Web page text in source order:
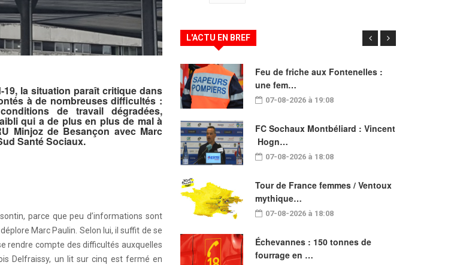
la situation paraît critique dans
à de nombreuses difficultés :
de travail dégradées,
qui a de plus en plus de mal à
Minjoz de Besançon avec Marc
Santé Sociaux.
parce que peu d’informations sont
Marc Paulin. Selon lui, il suffit de se
rendre compte des difficultés auxquelles
Delfraissy, un lit sur cinq est fermé en
L'ACTU EN BREF
Feu de friche aux Fontenelles :
une fem…
07-08-2026 à 19:08
FC Sochaux Montbéliard : Vincent
Hogn…
07-08-2026 à 18:08
Tour de France femmes / Ventoux
mythique…
07-08-2026 à 18:08
Échevannes : 150 tonnes de
fourrage en …